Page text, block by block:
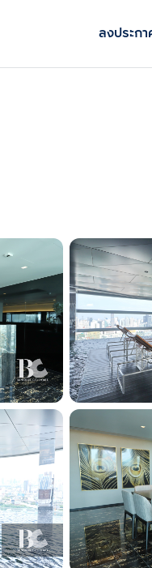
ลงประกา
เลือกยูนิตเพื่อเปรียบเทียบ
เลือกได้สูงสุด 3 รายการ
เปรียบเทียบ
ลบทั้งหมด